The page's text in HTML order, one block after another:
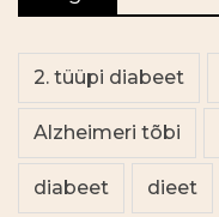
2. tüüpi diabeet
Alzheimeri tõbi
diabeet dieet